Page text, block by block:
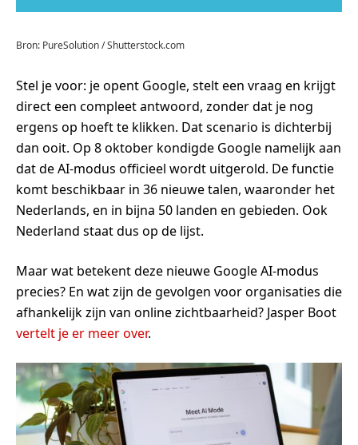
Bron: PureSolution / Shutterstock.com
Stel je voor: je opent Google, stelt een vraag en krijgt
direct een compleet antwoord, zonder dat je nog
ergens op hoeft te klikken. Dat scenario is dichterbij
dan ooit. Op 8 oktober kondigde Google namelijk aan
dat de AI-modus officieel wordt uitgerold. De functie
komt beschikbaar in 36 nieuwe talen, waaronder het
Nederlands, en in bijna 50 landen en gebieden. Ook
Nederland staat dus op de lijst.
Maar wat betekent deze nieuwe Google AI-modus
precies? En wat zijn de gevolgen voor organisaties die
afhankelijk zijn van online zichtbaarheid? Jasper Boot
vertelt je er meer over.